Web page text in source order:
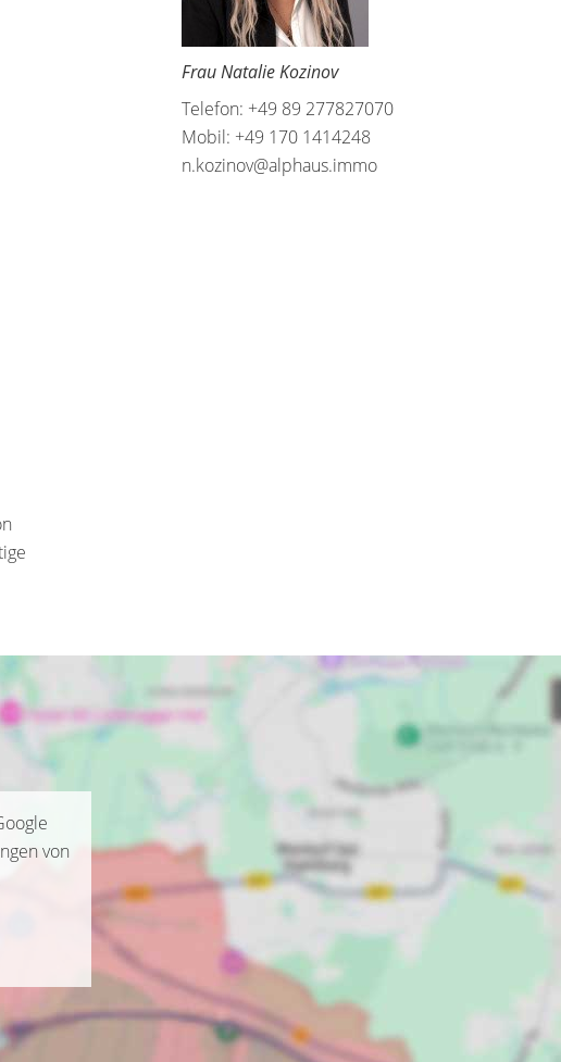
Frau Natalie Kozinov
Telefon: +49 89 277827070
Mobil: +49 170 1414248
n.kozinov@alphaus.immo
von